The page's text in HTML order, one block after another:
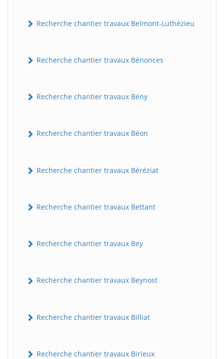
Recherche chantier travaux Belmont-Luthézieu
Recherche chantier travaux Bénonces
Recherche chantier travaux Bény
Recherche chantier travaux Béon
Recherche chantier travaux Béréziat
Recherche chantier travaux Bettant
Recherche chantier travaux Bey
Recherche chantier travaux Beynost
Recherche chantier travaux Billiat
Recherche chantier travaux Birieux